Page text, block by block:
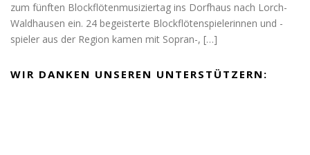
zum fünften Blockflötenmusiziertag ins Dorfhaus nach Lorch-
Waldhausen ein. 24 begeisterte Blockflötenspielerinnen und -
spieler aus der Region kamen mit Sopran-, […]
WIR DANKEN UNSEREN UNTERSTÜTZERN: